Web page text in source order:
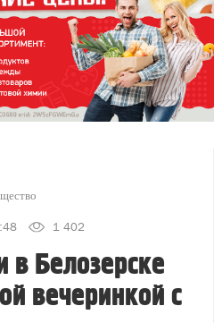
1 402
Белозерске
вечеринкой с